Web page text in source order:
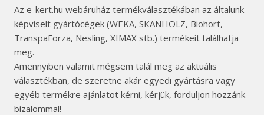
Az e-kert.hu webáruház termékválasztékában az általunk
képviselt gyártócégek (WEKA, SKANHOLZ, Biohort,
TranspaForza, Nesling, XIMAX stb.) termékeit találhatja
meg.
Amennyiben valamit mégsem talál meg az aktuális
választékban, de szeretne akár egyedi gyártásra vagy
egyéb termékre ajánlatot kérni, kérjük, forduljon hozzánk
bizalommal!